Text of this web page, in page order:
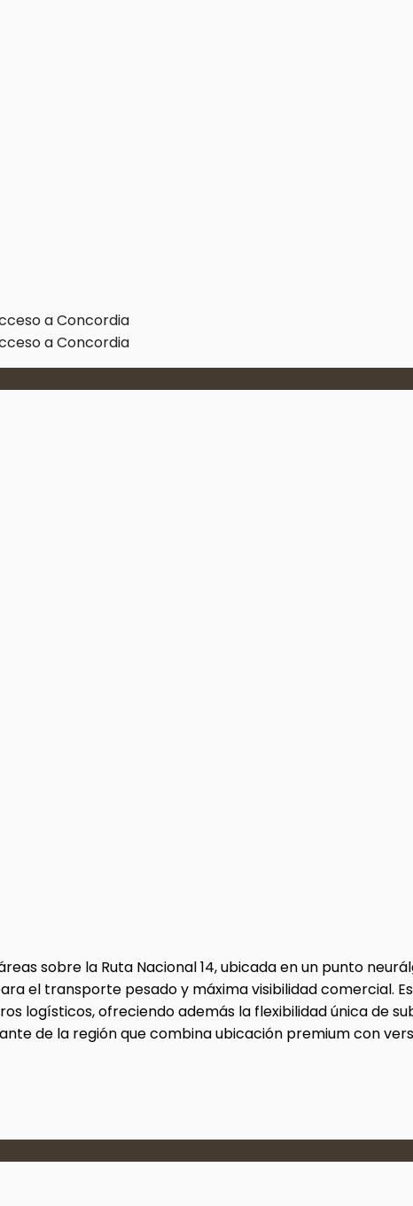
sobre la Ruta Nacional 14, ubicada en un punto
el transporte pesado y máxima visibilidad comercial.
logísticos, ofreciendo además la flexibilidad única de
de la región que combina ubicación premium con